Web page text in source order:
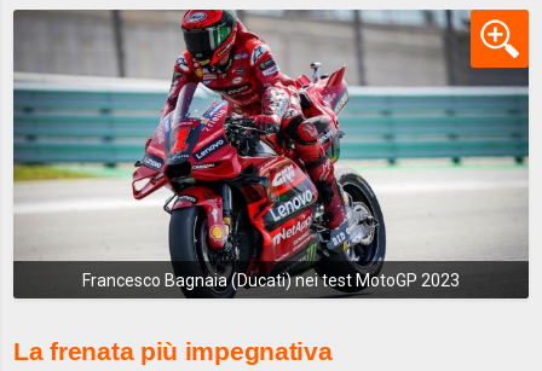
Francesco Bagnaia (Ducati) nei test MotoGP 2023
La frenata più impegnativa